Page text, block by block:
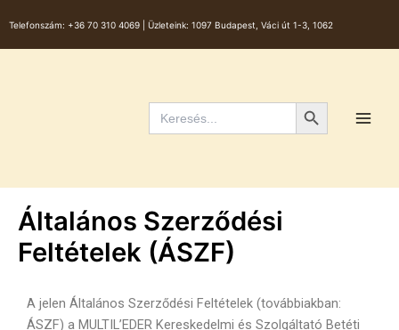
to
content
Telefonszám: +36 70 310 4069 | Üzleteink: 1097 Budapest, Váci út 1-3, 1062
Search
for:
Search Button
Általános Szerződési
Feltételek (ÁSZF)
A jelen Általános Szerződési Feltételek (továbbiakban:
ÁSZF) a MULTIL’EDER Kereskedelmi és Szolgáltató Betéti